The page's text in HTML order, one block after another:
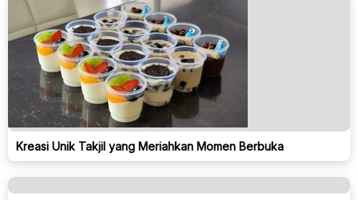
Kreasi Unik Takjil yang Meriahkan Momen Berbuka